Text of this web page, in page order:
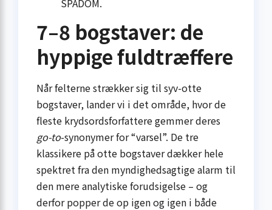
SPÅDOM.
7–8 bogstaver: de
hyppige fuldtræffere
Når felterne strækker sig til syv-otte
bogstaver, lander vi i det område, hvor de
fleste krydsordsforfattere gemmer deres
go-to-synonymer for “varsel”. De tre
klassikere på otte bogstaver dækker hele
spektret fra den myndighedsagtige alarm til
den mere analytiske forudsigelse – og
derfor popper de op igen og igen i både